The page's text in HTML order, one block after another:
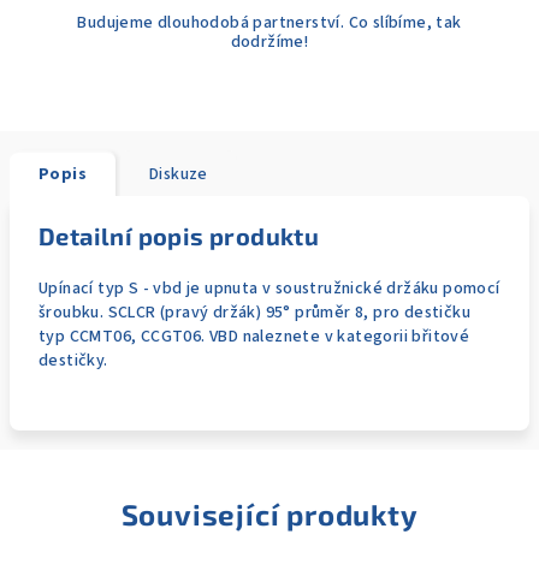
Budujeme dlouhodobá partnerství. Co slíbíme, tak
dodržíme!
Popis Diskuze
Detailní popis produktu
Upínací typ S - vbd je upnuta v soustružnické držáku pomocí
šroubku. SCLCR (pravý držák) 95° průměr 8, pro destičku
typ CCMT06, CCGT06. VBD naleznete v kategorii břitové
destičky.
Související produkty